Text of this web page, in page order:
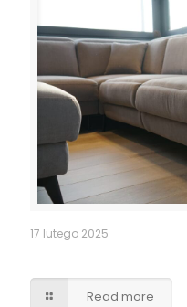
17 lutego 2025
Read more